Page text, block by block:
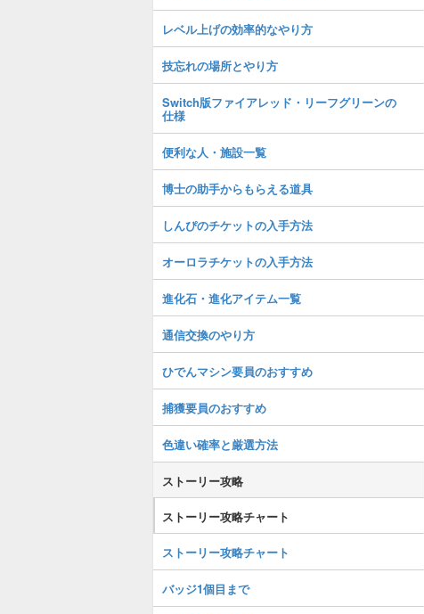
レベル上げの効率的なやり方
技忘れの場所とやり方
Switch版ファイアレッド・リーフグリーンの
仕様
便利な人・施設一覧
博士の助手からもらえる道具
しんぴのチケットの入手方法
オーロラチケットの入手方法
進化石・進化アイテム一覧
通信交換のやり方
ひでんマシン要員のおすすめ
捕獲要員のおすすめ
色違い確率と厳選方法
ストーリー攻略
ストーリー攻略チャート
ストーリー攻略チャート
バッジ1個目まで